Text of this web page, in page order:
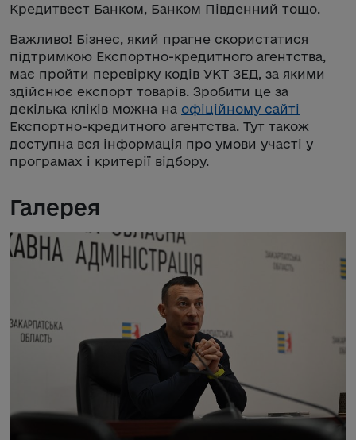
Кредитвест Банком, Банком Південний тощо.
Важливо! Бізнес, який прагне скористатися
підтримкою Експортно-кредитного агентства,
має пройти перевірку кодів УКТ ЗЕД, за якими
здійснює експорт товарів. Зробити це за
декілька кліків можна на офіційному сайті
Експортно-кредитного агентства. Тут також
доступна вся інформація про умови участі у
програмах і критерії відбору.
Галерея